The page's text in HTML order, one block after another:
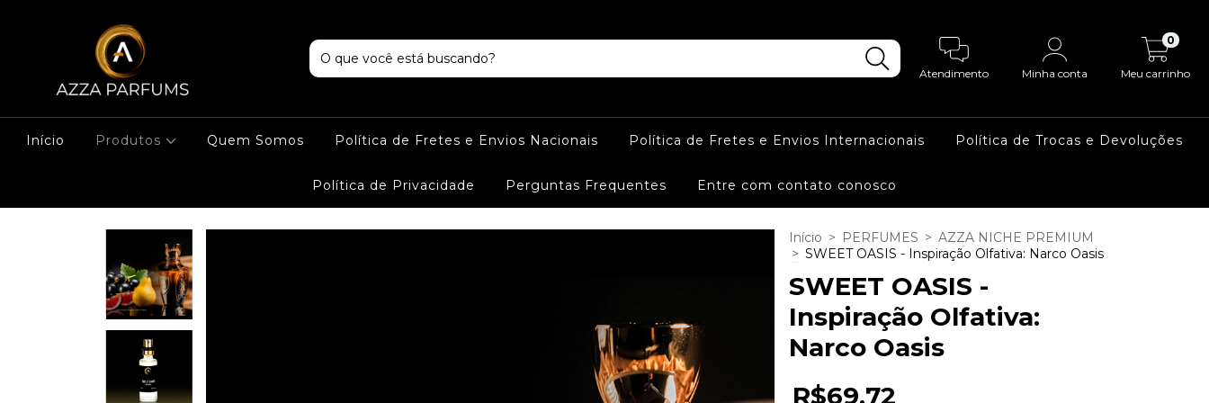
Atendimento Minha conta Meu carrinho
0
Início Produtos Quem Somos Política de Fretes e Envios Nacionais Política de Fretes e Envios Internacionais Política de Trocas e Devoluções
Política de Privacidade Perguntas Frequentes Entre com contato conosco
Início > PERFUMES > AZZA NICHE PREMIUM
> SWEET OASIS - Inspiração Olfativa: Narco Oasis
SWEET OASIS -
Inspiração Olfativa:
Narco Oasis
R$69,72